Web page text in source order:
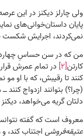
ولی چارلز دیکنز در این
پایان داستان‌خوانی‌های
نمی‌کردند، اجرایش شکست
من که در سن حساسِ
کارتن
در تمام عمرش
کنند تا رقیبش، که با او
(چرا؟) بتوانند ازدواج
دلتان گریه می‌خواهد،
معروف است که گفته
عتیقه‌فروشی اجتناب کند،